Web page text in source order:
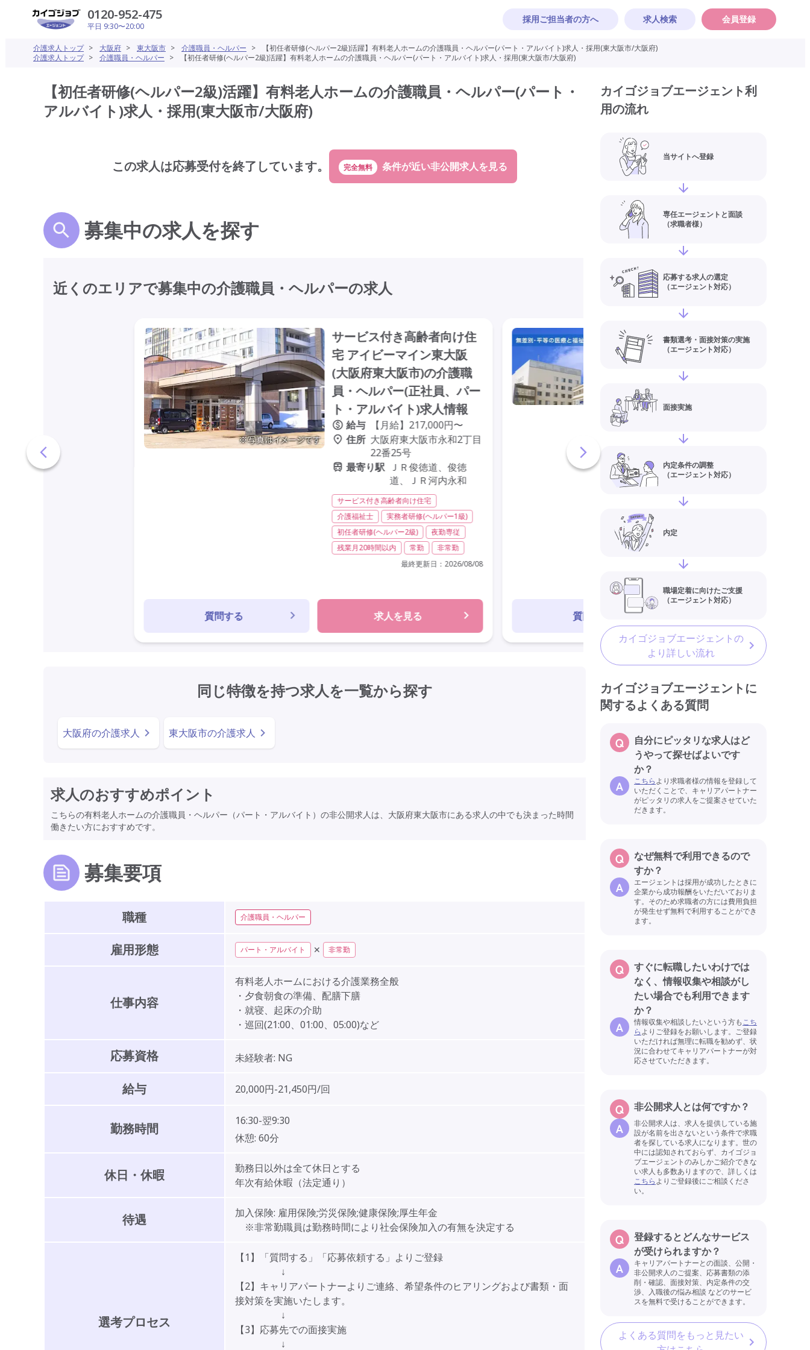
0120-952-475
平日 9:30〜20:00
採用ご担当者の方へ 求人検索 会員登録
介護求人トップ > 大阪府 > 東大阪市 > 介護職員・ヘルパー >
【初任者研修(ヘルパー2級)活躍】有料老人ホームの介護職員・ヘルパー(パート・アルバイト)求人・採用(東大阪市/大阪府)
介護求人トップ > 介護職員・ヘルパー > 【初任者研修(ヘルパー2級)活躍】有料老人ホームの介護職員・ヘルパー(パート・アルバイト)求人・採用(東大阪市/大阪府)
【初任者研修(ヘルパー2級)活躍】有料老人ホームの介護職員・ヘルパー(パート・
アルバイト)求人・採用(東大阪市/大阪府)
この求人は応募受付を終了しています。 完全無料
募集中の求人を探す
近くのエリアで募集中の介護職員・ヘルパーの求人
サービス付き高齢者向け住
宅 アイビーマイン東大阪
(大阪府東大阪市)の介護職
員・ヘルパー(正社員、パー
ト・アルバイト)求人情報
給与
【月給】217,000円〜
住所 大阪府東大阪市永和2丁目
22番25号
最寄り駅 ＪＲ俊徳道、俊徳
道、ＪＲ河内永和
サービス付き高齢者向け住宅
介護福祉士
実務者研修(ヘルパー1級)
初任者研修(ヘルパー2級)
夜勤専従
残業月20時間以内
常勤
非常勤
最終更新日： 2026/08/08
質問する 求人を見る
東大阪生協病院(大
阪市)の介護職員・
質問する
同じ特徴を持つ求人を一覧から探す
大阪府の介護求人 東大阪市の介護求人
求人のおすすめポイント
こちらの有料老人ホームの介護職員・ヘルパー（パート・アルバイト）の非公開求人は、大阪府東大阪市にある求人の中でも決まった時間
働きたい方におすすめです。
募集要項
職種 介護職員・ヘルパー
雇用形態 パート・アルバイト ✕ 非常勤
仕事内容
有料老人ホームにおける介護業務全般
・夕食朝食の準備、配膳下膳
・就寝、起床の介助
・巡回(21:00、01:00、05:00)など
応募資格 未経験者: NG
給与 20,000円-21,450円/回
勤務時間
16:30-翌9:30
休憩: 60分
休日・休暇
勤務日以外は全て休日とする
年次有給休暇（法定通り）
待遇 加入保険: 雇用保険;労災保険;健康保険;厚生年金
※非常勤職員は勤務時間により社会保険加入の有無を決定する
選考プロセス
【1】「質問する」「応募依頼する」よりご登録
↓
【2】キャリアパートナーよりご連絡、希望条件のヒアリングおよび書類・面
接対策を実施いたします。
↓
【3】応募先での面接実施
↓
カイゴジョブエージェント利
用の流れ
当サイトへ登録
専任エージェントと面談
（求職者様）
応募する求人の選定
（エージェント対応）
書類選考・面接対策の実施
（エージェント対応）
面接実施
内定条件の調整
（エージェント対応）
内定
職場定着に向けたご支援
（エージェント対応）
カイゴジョブエージェントの
より詳しい流れ
カイゴジョブエージェントに
関するよくある質問
自分にピッタリな求人はど
うやって探せばよいです
か？
こちらより求職者様の情報を登録して
いただくことで、キャリアパートナー
がピッタリの求人をご提案させていた
だきます。
なぜ無料で利用できるので
すか？
エージェントは採用が成功したときに
企業から成功報酬をいただいておりま
す。そのため求職者の方には費用負担
が発生せず無料で利用することができ
ます。
すぐに転職したいわけでは
なく、情報収集や相談がし
たい場合でも利用できます
か？
情報収集や相談したいという方もこち
らよりご登録をお願いします。ご登録
いただければ無理に転職を勧めず、状
況に合わせてキャリアパートナーが対
応させていただきます。
非公開求人とは何ですか？
非公開求人は、求人を提供している施
設が名前を出さないという条件で求職
者を探している求人になります。世の
中には認知されておらず、カイゴジョ
ブエージェントのみしかご紹介できな
い求人も多数ありますので、詳しくは
こちらよりご登録後にご相談くださ
い。
登録するとどんなサービス
が受けられますか？
キャリアパートナーとの面談、公開・
非公開求人のご提案、応募書類の添
削・確認、面接対策、内定条件の交
渉、入職後の悩み相談 などのサービ
スを無料で受けることができます。
よくある質問をもっと見たい